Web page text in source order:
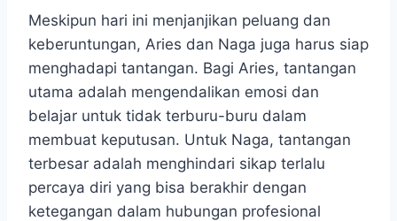
Meskipun hari ini menjanjikan peluang dan
keberuntungan, Aries dan Naga juga harus siap
menghadapi tantangan. Bagi Aries, tantangan
utama adalah mengendalikan emosi dan
belajar untuk tidak terburu-buru dalam
membuat keputusan. Untuk Naga, tantangan
terbesar adalah menghindari sikap terlalu
percaya diri yang bisa berakhir dengan
ketegangan dalam hubungan profesional